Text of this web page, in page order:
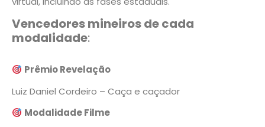
Vencedores mineiros de cada
modalidade:
Prêmio Revelação
Luiz Daniel Cordeiro – Caça e caçador
Modalidade Filme